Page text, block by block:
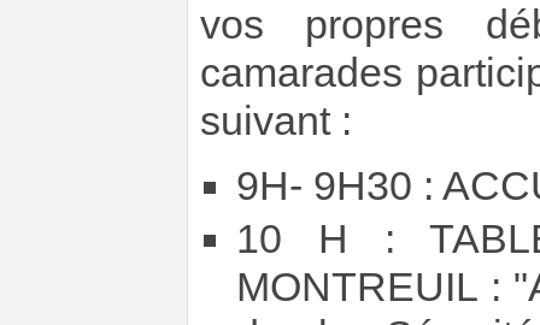
vos propres
camarades
suivant :
9H- 9H30 :
10 H :
MONTREUIL :